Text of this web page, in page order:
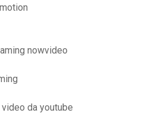
nowvideo
da youtube